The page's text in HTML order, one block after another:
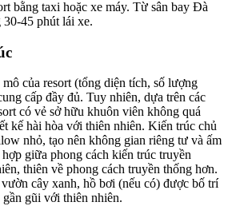
bằng taxi hoặc xe máy. Từ sân bay Đà
30-45 phút lái xe.
của resort (tổng diện tích, số lượng
cấp đầy đủ. Tuy nhiên, dựa trên các
có vẻ sở hữu khuôn viên không quá
kế hài hòa với thiên nhiên. Kiến trúc chủ
nhỏ, tạo nên không gian riêng tư và ấm
giữa phong cách kiến trúc truyền
thiên về phong cách truyền thống hơn.
cây xanh, hồ bơi (nếu có) được bố trí
gũi với thiên nhiên.